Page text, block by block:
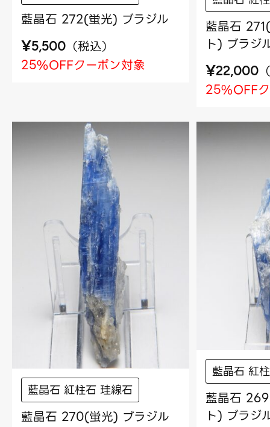
藍晶石 272(蛍光) ブラジル
¥5,500 （税込）
25%OFFクーポン対象
藍晶石
ト) ブラジ
¥22,000 （
25%OFF
藍晶石 紅柱石 珪線石
藍晶石 270(蛍光) ブラジル
藍晶石 紅
藍晶石
ト) ブラジ